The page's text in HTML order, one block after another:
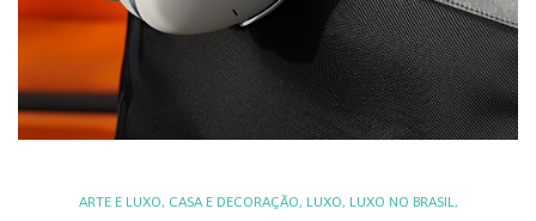
ARTE E LUXO, CASA E DECORAÇÃO, LUXO, LUXO NO BRASIL ,